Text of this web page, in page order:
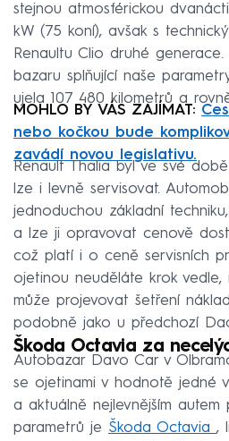
stejnou atmosférickou
kW (75 koní), avšak s
Renaultu Clio druhé
bazaru splňující naše
ujela 107 480 kilometrů a
MOHLO BY VÁS ZAJÍMAT:
nebo kočkou bude
zavádí novou legislativu.
Renault Thalia byl ve své
lze i levně servisovat.
jednoduchou základní
a lze ji opravovat cenově
což platí i o ceně servisních
ojetinou neuděláte krok
může projevovat šetření
podobně jako u předchozí
Škoda Octavia za
Autobazar Davo Car v
se ojetinami v hodnotě jedné
a aktuálně nejlevnějším autem
parametrů je Škoda Octavia ,